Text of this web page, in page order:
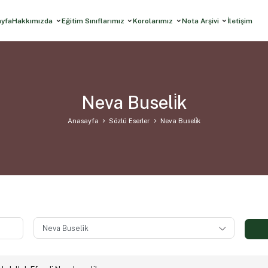
Hakkımızda Eğitim Sınıflarımız Korolarımız Nota Arşivi İletişim
Neva Buseli̇k
Anasayfa Sözlü Eserler Neva Buseli̇k